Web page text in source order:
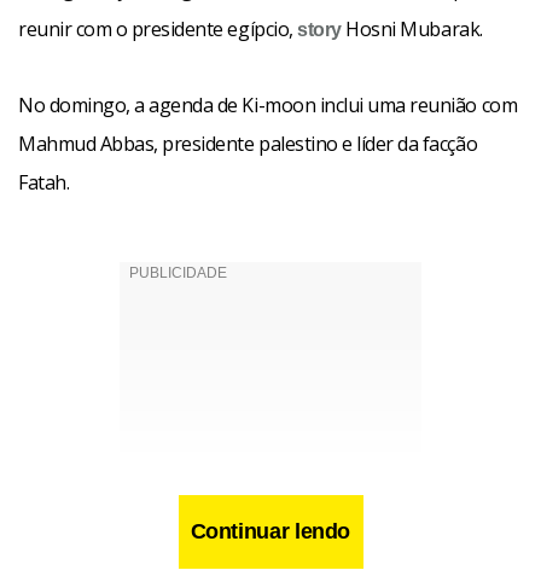
reunir com o presidente egípcio,storyHosni Mubarak.
No domingo, a agenda de Ki-moon inclui uma reunião com
Mahmud Abbas, presidente palestino e líder da facção
Fatah.
Continuar lendo